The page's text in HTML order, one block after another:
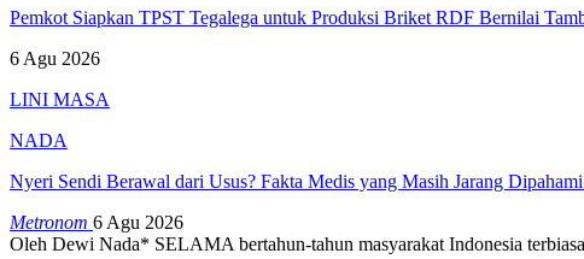
Pemkot Siapkan TPST Tegalega untuk Produksi Briket RDF Bernilai
6 Agu 2026
LINI MASA
NADA
Nyeri Sendi Berawal dari Usus? Fakta Medis yang Masih Jarang
Metronom 6 Agu 2026
Oleh Dewi Nada* SELAMA bertahun-tahun masyarakat Indonesia